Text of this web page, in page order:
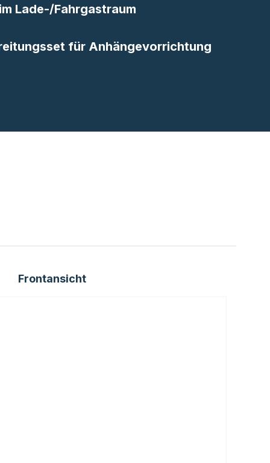
Lade-/Fahrgastraum
für Anhängevorrichtung
Frontansicht